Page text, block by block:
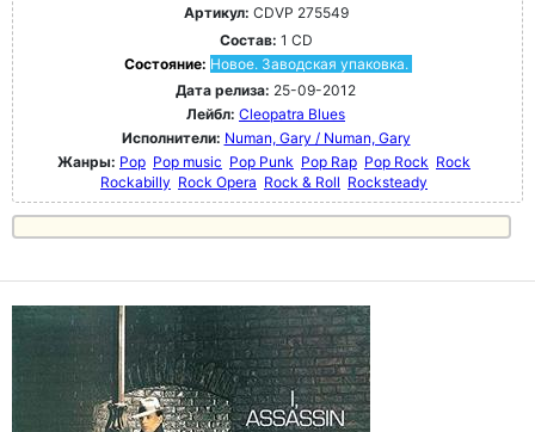
Артикул: CDVP 275549
Состав: 1 CD
Состояние: Новое. Заводская упаковка.
Дата релиза: 25-09-2012
Лейбл: Cleopatra Blues
Исполнители: Numan, Gary / Numan, Gary
Жанры: Pop Pop music Pop Punk Pop Rap Pop Rock Rock
Rockabilly Rock Opera Rock & Roll Rocksteady